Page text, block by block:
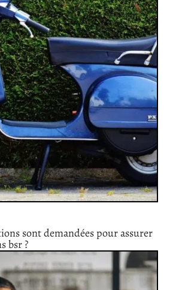
sont demandées pour assurer
bsr ?